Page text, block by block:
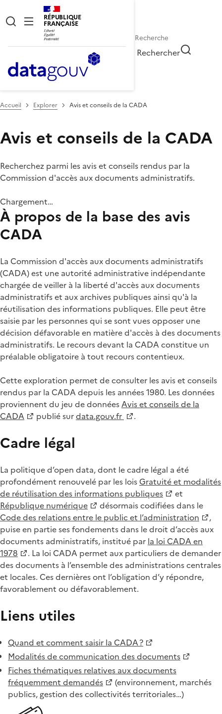
RÉPUBLIQUE
FRANÇAISE
Rechercher
Accueil Explorer Avis et conseils de la CADA
Avis et conseils de la CADA
Recherchez parmi les avis et conseils rendus par la
Commission d'accès aux documents administratifs.
Chargement…
À propos de la base des avis
CADA
La Commission d'accès aux documents administratifs
(CADA) est une autorité administrative indépendante
chargée de veiller à la liberté d'accès aux documents
administratifs et aux archives publiques ainsi qu'à la
réutilisation des informations publiques. Elle peut être
saisie par les personnes qui se sont vues opposer une
décision défavorable en matière d'accès à des documents
administratifs. Le recours devant la CADA constitue un
préalable obligatoire à tout recours contentieux.
Cette exploration permet de consulter les avis et conseils
rendus par la CADA depuis les années 1980. Les données
proviennent du jeu de donnéesAvis et conseils de la
CADA
publié surdata.gouv.fr .
Cadre légal
La politique d’open data, dont le cadre légal a été
profondément renouvelé par les loisGratuité et modalités
de réutilisation des informations publiques
et
République numérique
désormais codifiées dans le
Code des relations entre le public et l’administration
,
puise en partie ses fondements dans le droit d’accès aux
documents administratifs, institué par la loi CADA en
1978
. La loi CADA permet aux particuliers de demander
des documents à l’ensemble des administrations centrales
et locales. Ces dernières ont l’obligation d’y répondre,
favorablement ou défavorablement.
Liens utiles
Quand et comment saisir la CADA ?
Modalités de communication des documents
Fiches thématiques relatives aux documents
fréquemment demandés
(environnement, marchés
publics, gestion des collectivités territoriales…)